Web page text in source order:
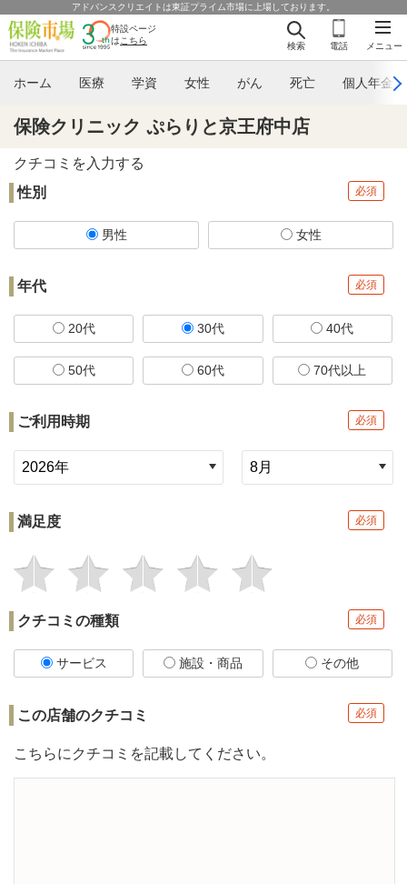
アドバンスクリエイトは東証プライム市場に上場しております。
メニュー
検索 電話
特設ページ
は こちら
ホーム 医療 学資 女性 がん 死亡 個人年金
保険クリニック ぷらりと京王府中店
クチコミを入力する
性別
必須
男性 女性
年代 必須
20代 30代 40代
50代 60代 70代以上
ご利用時期 必須
満足度 必須
クチコミの種類 必須
サービス 施設・商品 その他
この店舗のクチコミ 必須
こちらにクチコミを記載してください。